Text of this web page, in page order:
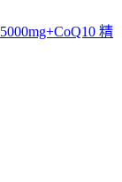
精